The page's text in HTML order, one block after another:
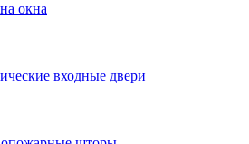
окна
входные двери